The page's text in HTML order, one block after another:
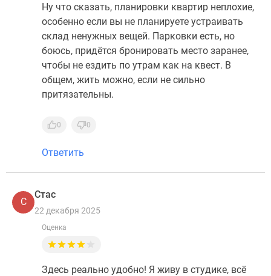
Ну что сказать, планировки квартир неплохие,
особенно если вы не планируете устраивать
склад ненужных вещей. Парковки есть, но
боюсь, придётся бронировать место заранее,
чтобы не ездить по утрам как на квест. В
общем, жить можно, если не сильно
притязательны.
0 0
Ответить
С
Стас
22 декабря 2025
Оценка
Здесь реально удобно! Я живу в студике, всё